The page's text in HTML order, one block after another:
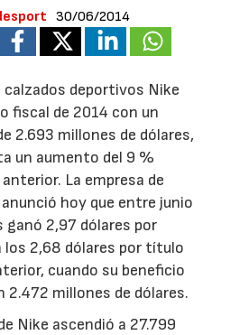
30/06/2014
calzados deportivos Nike
fiscal de 2014 con un
2.693 millones de dólares,
un aumento del 9 %
La empresa de
anunció hoy que entre junio
ganó 2,97 dólares por
2,68 dólares por título
cuando su beneficio
2.472 millones de dólares.
Nike ascendió a 27.799